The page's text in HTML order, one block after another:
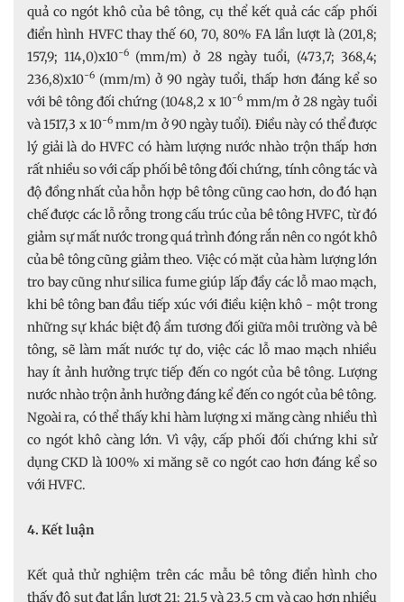
quả co ngót khô của bê tông, cụ thể kết quả các cấp phối
điển hình HVFC thay thế 60, 70, 80% FA lần lượt là (201,8;
157,9; 114,0)x10-6
(mm/m) ở 28 ngày tuổi, (473,7; 368,4;
236,8)x10-6 (mm/m) ở 90 ngày tuổi, thấp hơn đáng kể so
với bê tông đối chứng (1048,2 x 10-6mm/m ở 28 ngày tuổi
và 1517,3 x 10-6mm/m ở 90 ngày tuổi). Điều này có thể được
lý giải là do HVFC có hàm lượng nước nhào trộn thấp hơn
rất nhiều so với cấp phối bê tông đối chứng, tính công tác và
độ đồng nhất của hỗn hợp bê tông cũng cao hơn, do đó hạn
chế được các lỗ rỗng trong cấu trúc của bê tông HVFC, từ đó
giảm sự mất nước trong quá trình đóng rắn nên co ngót khô
của bê tông cũng giảm theo. Việc có mặt của hàm lượng lớn
tro bay cũng như silica fume giúp lấp đầy các lỗ mao mạch,
khi bê tông ban đầu tiếp xúc với điều kiện khô - một trong
những sự khác biệt độ ẩm tương đối giữa môi trường và bê
tông, sẽ làm mất nước tự do, việc các lỗ mao mạch nhiều
hay ít ảnh hưởng trực tiếp đến co ngót của bê tông. Lượng
nước nhào trộn ảnh hưởng đáng kể đến co ngót của bê tông.
Ngoài ra, có thể thấy khi hàm lượng xi măng càng nhiều thì
co ngót khô càng lớn. Vì vậy, cấp phối đối chứng khi sử
dụng CKD là 100% xi măng sẽ co ngót cao hơn đáng kể so
với HVFC.
4. Kết luận
Kết quả thử nghiệm trên các mẫu bê tông điển hình cho
thấy độ sụt đạt lần lượt 21; 21,5 và 23,5 cm và cao hơn nhiều